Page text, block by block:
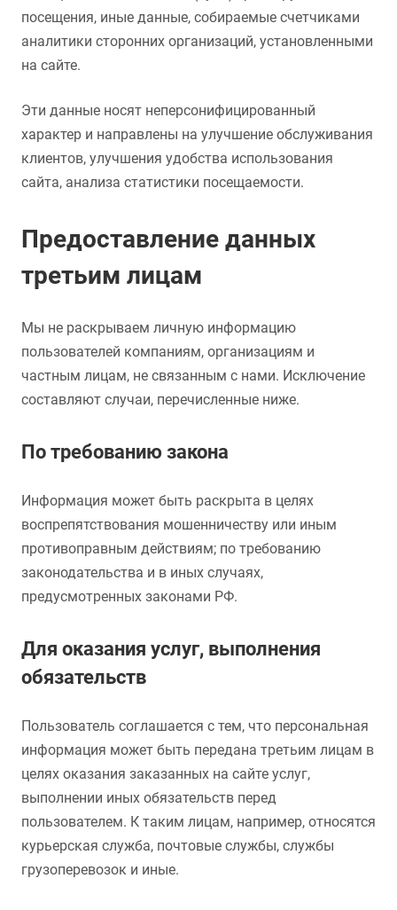
посещения, иные данные, собираемые счетчиками
аналитики сторонних организаций, установленными
на сайте.
Эти данные носят неперсонифицированный
характер и направлены на улучшение обслуживания
клиентов, улучшения удобства использования
сайта, анализа статистики посещаемости.
Предоставление данных
третьим лицам
Мы не раскрываем личную информацию
пользователей компаниям, организациям и
частным лицам, не связанным с нами. Исключение
составляют случаи, перечисленные ниже.
По требованию закона
Информация может быть раскрыта в целях
воспрепятствования мошенничеству или иным
противоправным действиям; по требованию
законодательства и в иных случаях,
предусмотренных законами РФ.
Для оказания услуг, выполнения
обязательств
Пользователь соглашается с тем, что персональная
информация может быть передана третьим лицам в
целях оказания заказанных на сайте услуг,
выполнении иных обязательств перед
пользователем. К таким лицам, например, относятся
курьерская служба, почтовые службы, службы
грузоперевозок и иные.